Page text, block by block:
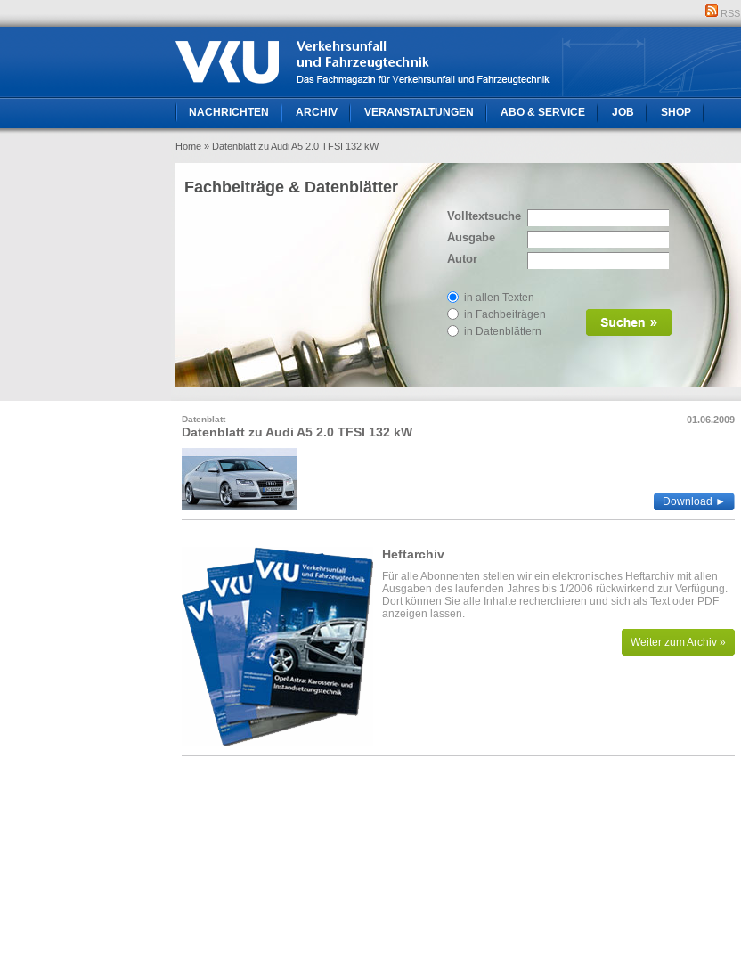
RSS
NACHRICHTEN ARCHIV VERANSTALTUNGEN ABO & SERVICE JOB SHOP
Home » Datenblatt zu Audi A5 2.0 TFSI 132 kW
Volltextsuche
Ausgabe
Autor
in allen Texten
in Fachbeiträgen
in Datenblättern
Fachbeiträge & Datenblätter
01.06.2009
Datenblatt
Datenblatt zu Audi A5 2.0 TFSI 132 kW
Download ►
Heftarchiv
Für alle Abonnenten stellen wir ein elektronisches Heftarchiv mit allen
Ausgaben des laufenden Jahres bis 1/2006 rückwirkend zur Verfügung.
Dort können Sie alle Inhalte recherchieren und sich als Text oder PDF
anzeigen lassen.
Weiter zum Archiv »